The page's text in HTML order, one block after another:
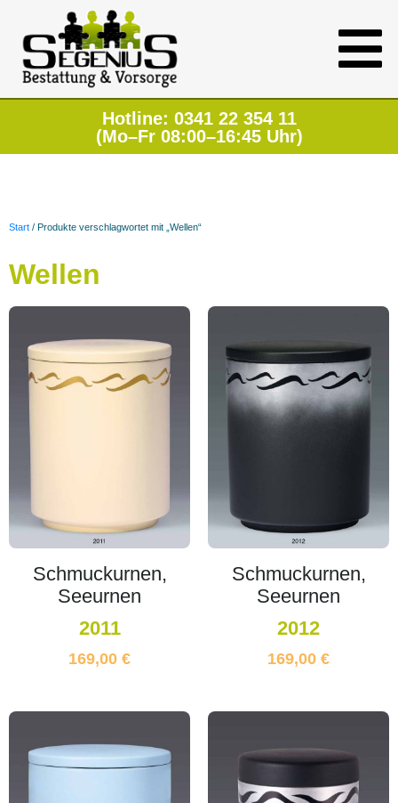
Hotline: 0341 22 354 11
(Mo–Fr 08:00–16:45 Uhr)
Start / Produkte verschlagwortet mit „Wellen“
Wellen
Schmuckurnen,
Seeurnen
2011
169,00 €
Schmuckurnen,
Seeurnen
2012
169,00 €